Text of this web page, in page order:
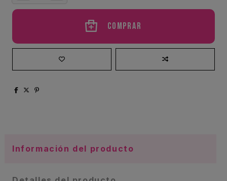
Comprar
Información del producto